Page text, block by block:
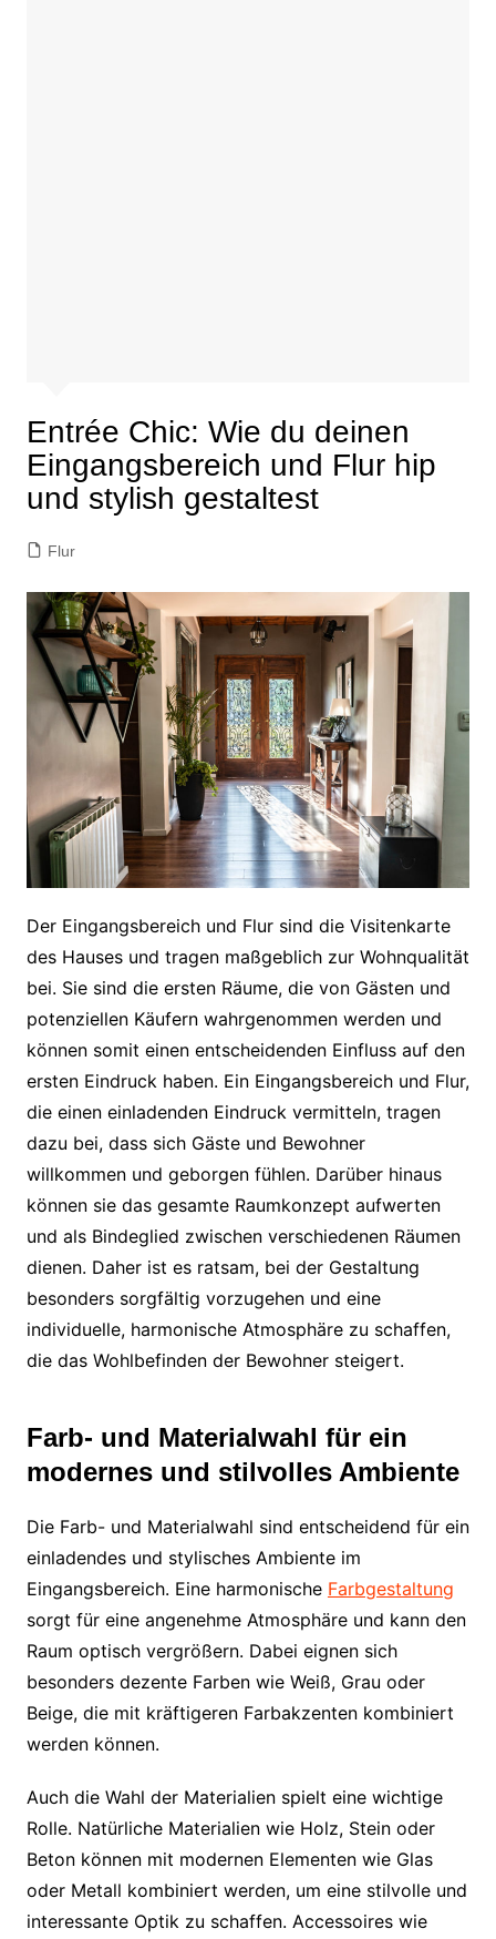
Entrée Chic: Wie du deinen
Eingangsbereich und Flur hip
und stylish gestaltest
Flur
Der Eingangsbereich und Flur sind die Visitenkarte
des Hauses und tragen maßgeblich zur Wohnqualität
bei. Sie sind die ersten Räume, die von Gästen und
potenziellen Käufern wahrgenommen werden und
können somit einen entscheidenden Einfluss auf den
ersten Eindruck haben. Ein Eingangsbereich und Flur,
die einen einladenden Eindruck vermitteln, tragen
dazu bei, dass sich Gäste und Bewohner
willkommen und geborgen fühlen. Darüber hinaus
können sie das gesamte Raumkonzept aufwerten
und als Bindeglied zwischen verschiedenen Räumen
dienen. Daher ist es ratsam, bei der Gestaltung
besonders sorgfältig vorzugehen und eine
individuelle, harmonische Atmosphäre zu schaffen,
die das Wohlbefinden der Bewohner steigert.
Farb- und Materialwahl für ein
modernes und stilvolles Ambiente
Die Farb- und Materialwahl sind entscheidend für ein
einladendes und stylisches Ambiente im
Eingangsbereich. Eine harmonische Farbgestaltung
sorgt für eine angenehme Atmosphäre und kann den
Raum optisch vergrößern. Dabei eignen sich
besonders dezente Farben wie Weiß, Grau oder
Beige, die mit kräftigeren Farbakzenten kombiniert
werden können.
Auch die Wahl der Materialien spielt eine wichtige
Rolle. Natürliche Materialien wie Holz, Stein oder
Beton können mit modernen Elementen wie Glas
oder Metall kombiniert werden, um eine stilvolle und
interessante Optik zu schaffen. Accessoires wie